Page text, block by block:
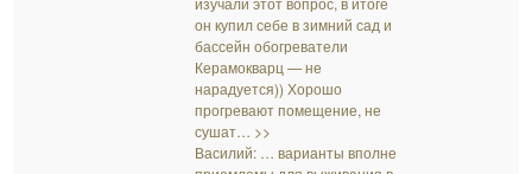
он купил себе в зимний сад и
бассейн обогреватели
Керамокварц — не
нарадуется)) Хорошо
прогревают помещение, не
сушат… >>
Василий: … варианты вполне